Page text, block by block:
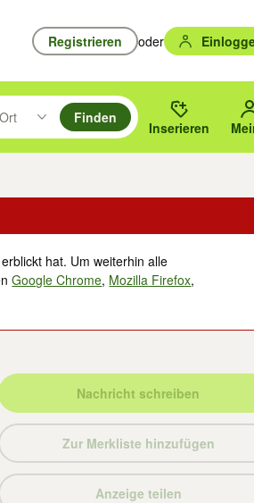
Registrieren oder
unten durchsuchen und mit Eingabetaste
drücken um zu suchen, oder Vorschläge
des gewählten Orts oder PLZ.
Finden
Inserieren
hat. Um weiterhin alle
Google Chrome, Mozilla Firefox,
Nachricht schreiben
Zur Merkliste hinzufügen
Anzeige teilen